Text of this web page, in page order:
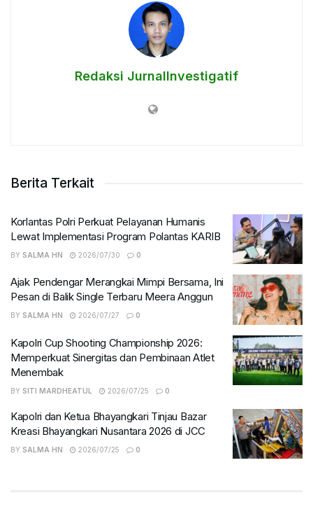
Redaksi JurnalInvestigatif
Berita Terkait
Korlantas Polri Perkuat Pelayanan Humanis
Lewat Implementasi Program Polantas KARIB
BY SALMA HN 2026/07/30 0
Ajak Pendengar Merangkai Mimpi Bersama, Ini
Pesan di Balik Single Terbaru Meera Anggun
BY SALMA HN 2026/07/27 0
Kapolri Cup Shooting Championship 2026:
Memperkuat Sinergitas dan Pembinaan Atlet
Menembak
BY SITI MARDHEATUL 2026/07/25 0
Kapolri dan Ketua Bhayangkari Tinjau Bazar
Kreasi Bhayangkari Nusantara 2026 di JCC
BY SALMA HN 2026/07/25 0